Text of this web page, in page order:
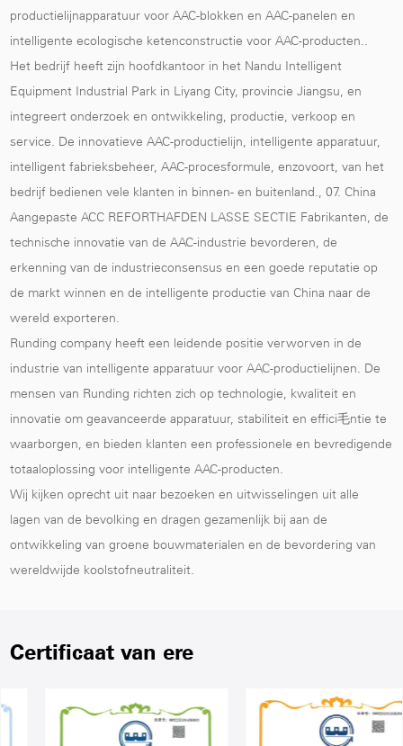
productielijnapparatuur voor AAC-blokken en AAC-panelen en
intelligente ecologische ketenconstructie voor AAC-producten..
Het bedrijf heeft zijn hoofdkantoor in het Nandu Intelligent
Equipment Industrial Park in Liyang City, provincie Jiangsu, en
integreert onderzoek en ontwikkeling, productie, verkoop en
service. De innovatieve AAC-productielijn, intelligente apparatuur,
intelligent fabrieksbeheer, AAC-procesformule, enzovoort, van het
bedrijf bedienen vele klanten in binnen- en buitenland.,07. China
Aangepaste ACC REFORTHAFDEN LASSE SECTIE Fabrikanten, de
technische innovatie van de AAC-industrie bevorderen, de
erkenning van de industrieconsensus en een goede reputatie op
de markt winnen en de intelligente productie van China naar de
wereld exporteren.
Runding company heeft een leidende positie verworven in de
industrie van intelligente apparatuur voor AAC-productielijnen. De
mensen van Runding richten zich op technologie, kwaliteit en
innovatie om geavanceerde apparatuur, stabiliteit en effici毛ntie te
waarborgen, en bieden klanten een professionele en bevredigende
totaaloplossing voor intelligente AAC-producten.
Wij kijken oprecht uit naar bezoeken en uitwisselingen uit alle
lagen van de bevolking en dragen gezamenlijk bij aan de
ontwikkeling van groene bouwmaterialen en de bevordering van
wereldwijde koolstofneutraliteit.
Certificaat van ere